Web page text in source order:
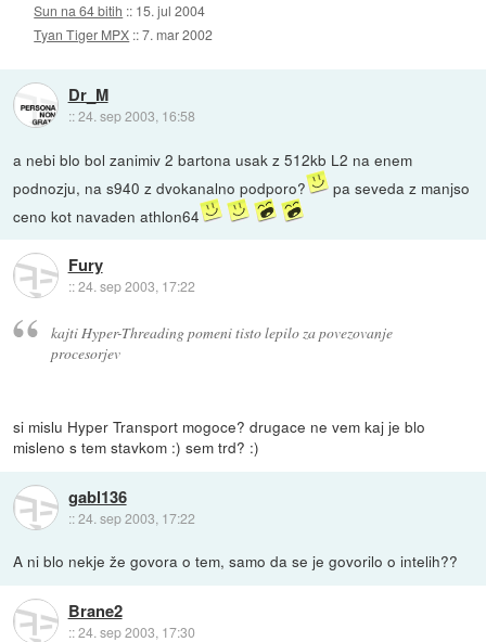
Sun na 64 bitih :: 15. jul 2004
Tyan Tiger MPX ::7. mar 2002
Dr_M
::24. sep 2003, 16:58
a nebi blo bol zanimiv 2 bartona usak z 512kb L2 na enem
podnozju, na s940 z dvokanalno podporo?
pa seveda z manjso
ceno kot navaden athlon64
Fury
::24. sep 2003, 17:22
kajti Hyper-Threading pomeni tisto lepilo za povezovanje
procesorjev
si mislu Hyper Transport mogoce? drugace ne vem kaj je blo
misleno s tem stavkom :) sem trd? :)
gabl136
::24. sep 2003, 17:22
A ni blo nekje že govora o tem, samo da se je govorilo o intelih??
Brane2
::24. sep 2003, 17:30